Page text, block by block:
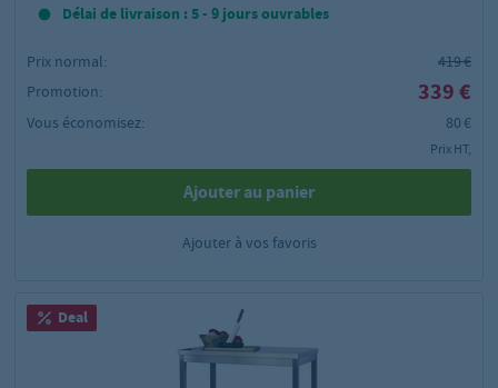
Délai de livraison : 5 - 9 jours ouvrables
Prix normal:
419 €
Promotion:
339 €
Vous économisez: 80 €
Prix HT,
Ajouter au panier
Ajouter à vos favoris
Deal